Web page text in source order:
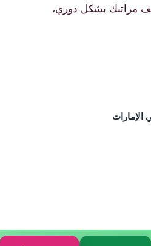
مراتبك بشكل دوري،
الإمارات